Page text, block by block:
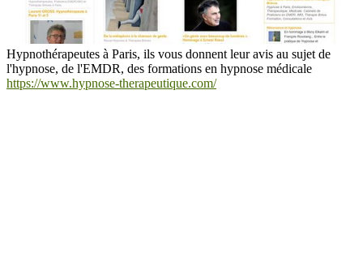
Hypnothérapeutes à Paris, ils vous donnent leur avis au sujet de
l'hypnose, de l'EMDR, des formations en hypnose médicale
https://www.hypnose-therapeutique.com/